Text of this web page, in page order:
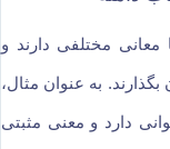
معانی مختلفی دارند و
به عنوان مثال،
دارد و معنی مثبتی